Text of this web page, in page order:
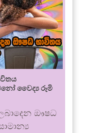
වෛද්‍ය රූමි
ඖෂධ